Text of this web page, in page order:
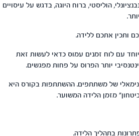
הוליסטי, ברוח היוגה, בדגש על עיסויים
ותכין אתכם ללידה.
עם לוח זמנים עמוס כדאי לעשות זאת
יותר הפרוס על פחות מפגשים.
של משתתפים. ההשתתפות בקורס היא
מזמן הלידה המשוער.